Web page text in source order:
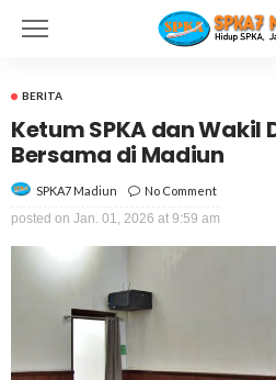
BERITA
Ketum SPKA dan Wakil
Bersama di Madiun
SPKA7 Madiun No Comment
posted on Jan. 01, 2026 at 9:59 am